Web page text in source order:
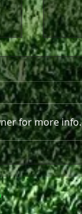
for more info.